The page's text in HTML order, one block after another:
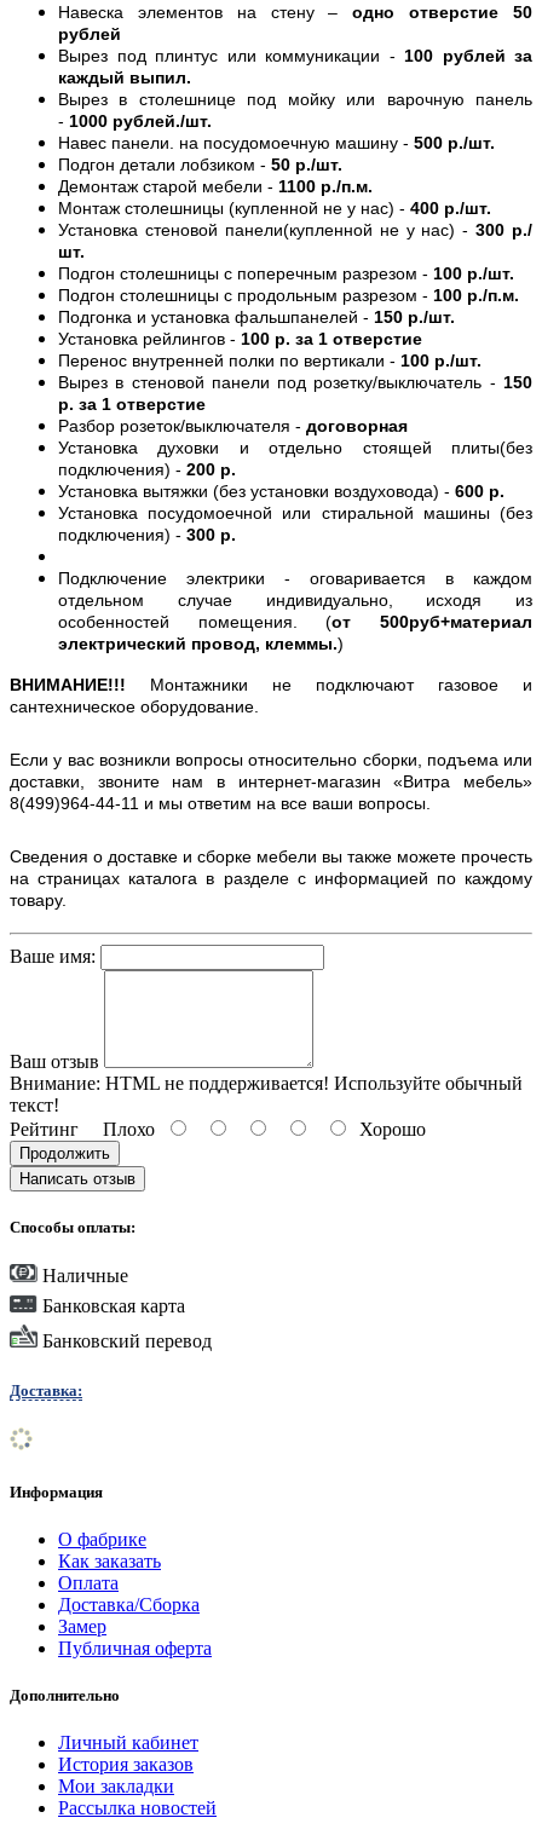
Навеска элементов на стену –одно отверстие 50
рублей
Вырез под плинтус или коммуникации - 100 рублей за
каждый выпил.
Вырез в столешнице под мойку или варочную панель
- 1000 рублей./шт.
Навес панели. на посудомоечную машину - 500 р./шт.
Подгон детали лобзиком - 50 р./шт.
Демонтаж старой мебели - 1100 р./п.м.
Монтаж столешницы (купленной не у нас) - 400 р./шт.
Установка стеновой панели(купленной не у нас) -300 р./
шт.
Подгон столешницы с поперечным разрезом - 100 р./шт.
Подгон столешницы с продольным разрезом - 100 р./п.м.
Подгонка и установка фальшпанелей - 150 р./шт.
Установка рейлингов - 100 р. за 1 отверстие
Перенос внутренней полки по вертикали - 100 р./шт.
Вырез в стеновой панели под розетку/выключатель - 150
р. за 1 отверстие
Разбор розеток/выключателя - договорная
Установка духовки и отдельно стоящей плиты(без
подключения) - 200 р.
Установка вытяжки (без установки воздуховода) - 600 р.
Установка посудомоечной или стиральной машины (без
подключения) - 300 р.
Подключение электрики - оговаривается в каждом
отдельном случае индивидуально, исходя из
особенностей помещения. (от 500руб+материал
электрический провод, клеммы.)
ВНИМАНИЕ!!! Монтажники не подключают газовое и
сантехническое оборудование.
Если у вас возникли вопросы относительно сборки, подъема или
доставки, звоните нам в интернет-магазин «Витра мебель»
8(499)964-44-11 и мы ответим на все ваши вопросы.
Сведения о доставке и сборке мебели вы также можете прочесть
на страницах каталога в разделе с информацией по каждому
товару.
Ваше имя:
Ваш отзыв
Внимание: HTML не поддерживается! Используйте обычный
текст!
Рейтинг Плохо Хорошо
Продолжить
Написать отзыв
Способы оплаты:
Наличные
Банковская карта
Банковский перевод
Доставка:
Информация
О фабрике
Как заказать
Оплата
Доставка/Сборка
Замер
Публичная оферта
Дополнительно
Личный кабинет
История заказов
Мои закладки
Рассылка новостей